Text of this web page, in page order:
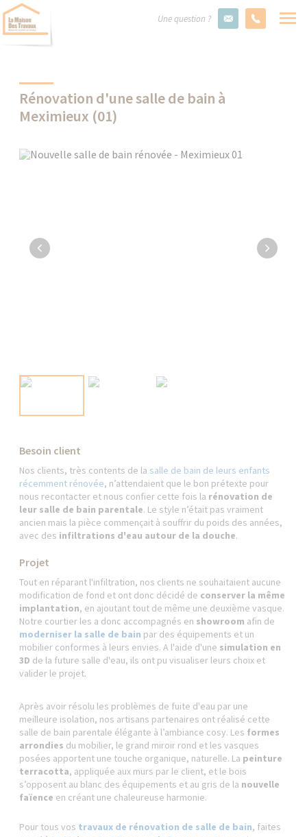
Une question ?
Rénovation d'une salle de bain à
Meximieux (01)
Besoin client
Nos clients, très contents de la salle de bain de leurs enfants
récemment rénovée, n’attendaient que le bon prétexte pour
nous recontacter et nous confier cette fois la rénovation de
leur salle de bain parentale. Le style n’était pas vraiment
ancien mais la pièce commençait à souffrir du poids des années,
avec des infiltrations d'eau autour de la douche.
Projet
Tout en réparant l'infiltration, nos clients ne souhaitaient aucune
modification de fond et ont donc décidé de conserver la même
implantation, en ajoutant tout de même une deuxième vasque.
Notre courtier les a donc accompagnés en showroom afin de
moderniser la salle de bain par des équipements et un
mobilier conformes à leurs envies. A l'aide d'une simulation en
3D de la future salle d'eau, ils ont pu visualiser leurs choix et
valider le projet.
Après avoir résolu les problèmes de fuite d'eau par une
meilleure isolation, nos artisans partenaires ont réalisé cette
salle de bain parentale élégante à l’ambiance cosy. Les formes
arrondies du mobilier, le grand miroir rond et les vasques
posées apportent une touche organique, naturelle. La peinture
terracotta, appliquée aux murs par le client, et le bois
s’opposent au blanc des équipements et au gris de la nouvelle
faïence en créant une chaleureuse harmonie.
Pour tous vos travaux de rénovation de salle de bain, faites